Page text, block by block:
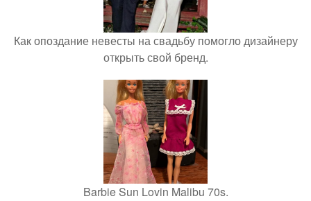
Как опоздание невесты на свадьбу помогло дизайнеру
открыть свой бренд.
Barbie Sun Lovin Malibu 70s.